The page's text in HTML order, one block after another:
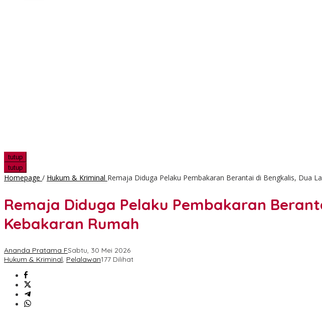
tutup
tutup
Homepage / Hukum & Kriminal Remaja Diduga Pelaku Pembakaran Berantai di Bengkalis, Dua
Remaja Diduga Pelaku Pembakaran
Kebakaran Rumah
Ananda Pratama FSabtu, 30 Mei 2026
Hukum & Kriminal, Pelalawan177 Dilihat